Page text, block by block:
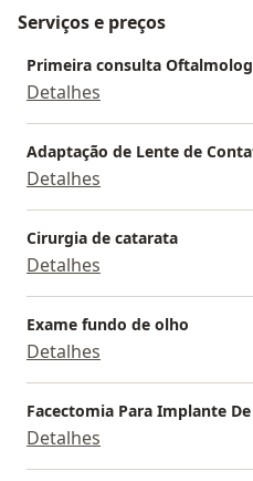
Serviços e preços
Primeira consulta
Detalhes
Adaptação de Lente de
Detalhes
Cirurgia de catarata
Detalhes
Exame fundo de olho
Detalhes
Facectomia Para Implante
Detalhes